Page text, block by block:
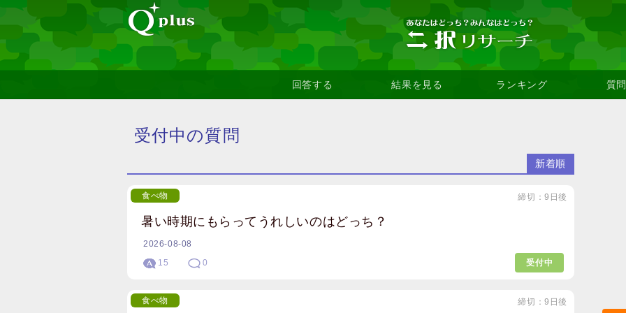
回答する 結果を見る ランキング 質
受付中の質問
新着順
暑い時期にもらってうれしいのはどっち？
締切：9日後
食べ物
2026-08-08
15
0 受付中
締切：9日後
食べ物